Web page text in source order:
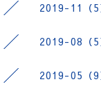
2019-11（5
2019-08（5
2019-05（9